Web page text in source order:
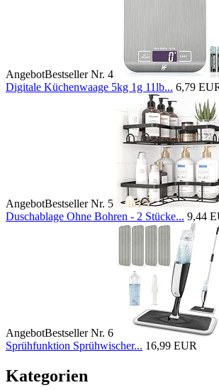
AngebotBestseller Nr. 4
Digitale Küchenwaage 5kg 1g 11lb... 6,79
AngebotBestseller Nr. 5
Duschablage Ohne Bohren - 2 Stücke... 9,44
AngebotBestseller Nr. 6
Sprühfunktion Sprühwischer... 16,99 EUR
Kategorien